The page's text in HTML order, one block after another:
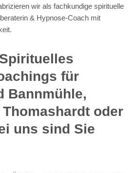
wir als fachkundige spirituelle
& Hypnose-Coach mit
für
Bannmühle,
oder
uns sind Sie